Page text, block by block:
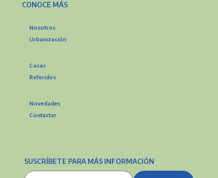
CONOCE MÁS
Nosotros
Urbanización
Casas
Referidos
Novedades
Contactar
SUSCRÍBETE PARA MÁS INFORMACIÓN